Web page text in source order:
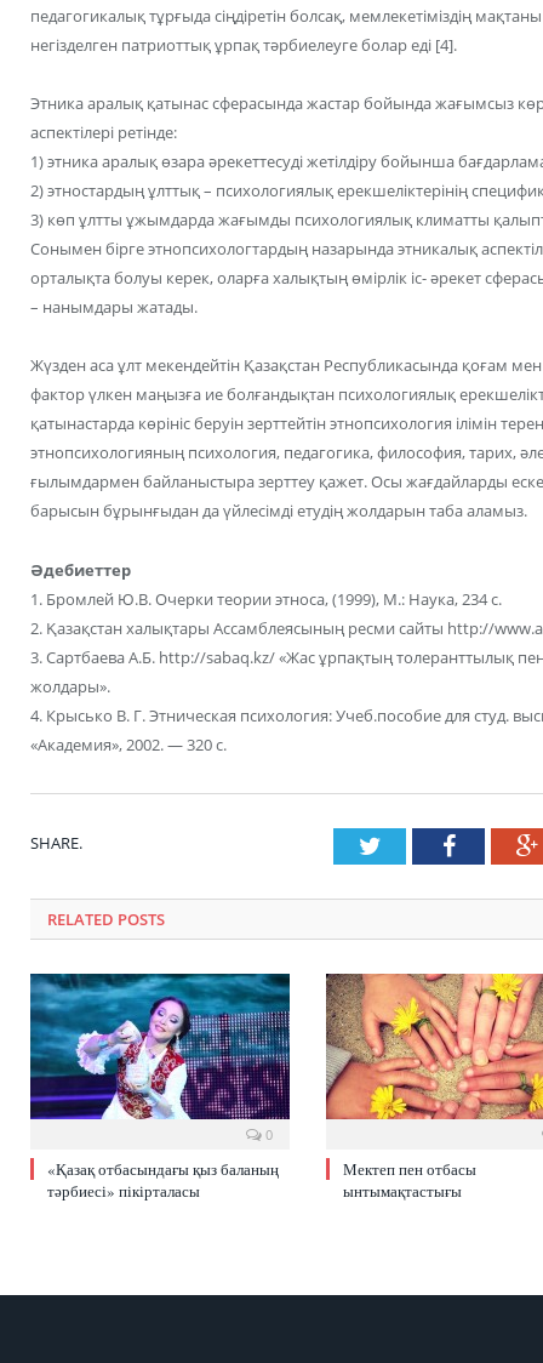
педагогикалық тұрғыда сіңдіретін болсақ, мемлекетіміздің
негізделген патриоттық ұрпақ тәрбиелеуге болар еді [4].
Этника аралық қатынас сферасында жастар бойында жағымсыз
аспектілері ретінде:
1) этника аралық өзара әрекеттесуді жетілдіру бойынша
2) этностардың ұлттық – психологиялық ерекшеліктерінің
3) көп ұлтты ұжымдарда жағымды психологиялық климатты
Сонымен бірге этнопсихологтардың назарында этникалық
орталықта болуы керек, оларға халықтың өмірлік іс- әрекет
– нанымдары жатады.
Жүзден аса ұлт мекендейтін Қазақстан Республикасында қоғам
фактор үлкен маңызға ие болғандықтан психологиялық
қатынастарда көрініс беруін зерттейтін этнопсихология ілімін
этнопсихологияның психология, педагогика, философия, тарих,
ғылымдармен байланыстыра зерттеу қажет. Осы жағдайларды
барысын бұрынғыдан да үйлесімді етудің жолдарын таба аламыз.
Әдебиеттер
1. Бромлей Ю.В. Очерки теории этноса, (1999), М.: Наука, 234 с.
2. Қазақстан халықтары Ассамблеясының ресми сайты http://
3. Сартбаева А.Б. http://sabaq.kz/ «Жас ұрпақтың толеранттылық
жолдары».
4. Крысько В. Г. Этническая психология: Учеб.пособие для студ.
«Академия», 2002. — 320 с.
SHARE. Twitter
RELATED POSTS
0
«Қазақ отбасындағы қыз баланың
тәрбиесі» пікірталасы
Мектеп пен отбасы
ынтымақтастығы